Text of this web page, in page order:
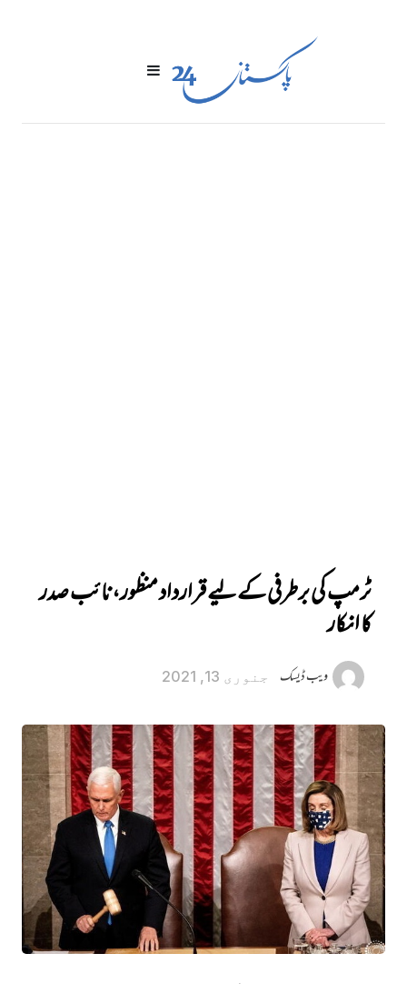
ٹرمپ کی برطرفی کے لیے قرارداد منظور، نائب صدر
کا انکار
ویب ڈیسک جنوری 13, 2021